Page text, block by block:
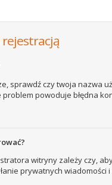
rejestracją
sprawdź czy twoja nazwa
powoduje błędna
witryny zależy czy,
prywatnych